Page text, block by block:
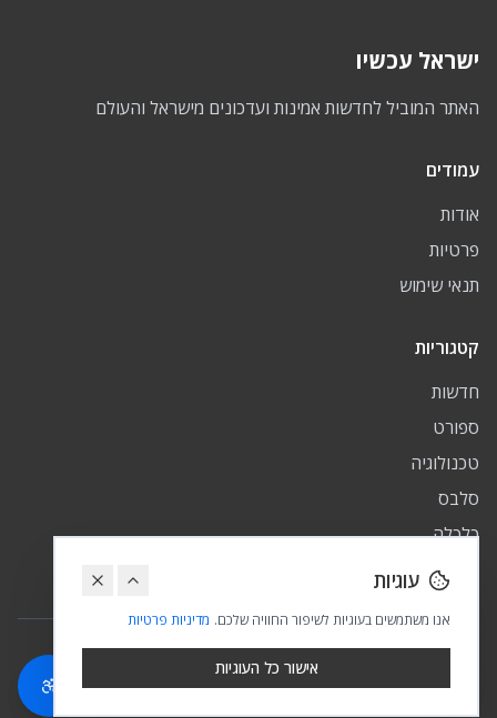
ישראל עכשיו
האתר המוביל לחדשות אמינות ועדכונים מישראל והעולם
עמודים
אודות
פרטיות
תנאי שימוש
קטגוריות
חדשות
ספורט
טכנולוגיה
סלבס
כלכלה
פיננסי עוגיות
אנו משתמשים בעוגיות לשיפור החוויה שלכם. מדיניות פרטיות
אישור כל העוגיות